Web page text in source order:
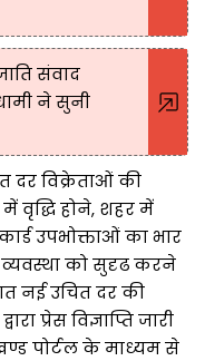
संवाद
ने सुनी
दर विक्रेताओं की
वृद्धि होने, शहर में
उपभोक्ताओं का भार
व्यवस्था को सुदृढ करने
नई उचित दर की
प्रेस विज्ञाप्ति जारी
पोर्टल के माध्यम से